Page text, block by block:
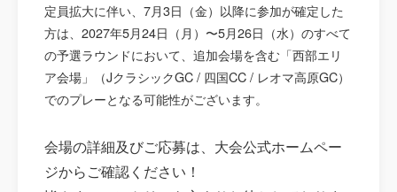
定員拡大に伴い、7月3日（金）以降に参加が確定した
方は、2027年5月24日（月）〜5月26日（水）のすべて
の予選ラウンドにおいて、追加会場を含む「西部エリ
ア会場」（JクラシックGC / 四国CC / レオマ高原GC）
でのプレーとなる可能性がございます。
会場の詳細及びご応募は、大会公式ホームペー
ジからご確認ください！